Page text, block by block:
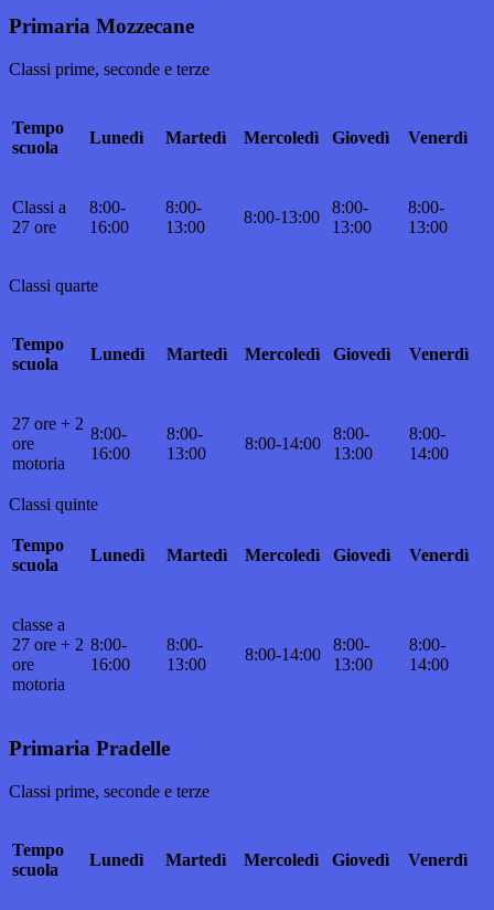
Primaria Mozzecane
Classi prime, seconde e terze
Tempo
scuola
Lunedì Martedì Mercoledì Giovedì Venerdì
Classi a
27 ore
8:00-
16:00
8:00-
13:00
8:00-13:00
8:00-
13:00
8:00-
13:00
Classi quarte
Tempo
scuola
Lunedì Martedì Mercoledì Giovedì Venerdì
27 ore + 2
ore
motoria
8:00-
16:00
8:00-
13:00
8:00-14:00
8:00-
13:00
8:00-
14:00
Classi quinte
Tempo
scuola
Lunedì Martedì Mercoledì Giovedì Venerdì
classe a
27 ore + 2
ore
motoria
8:00-
16:00
8:00-
13:00
8:00-14:00
8:00-
13:00
8:00-
14:00
Primaria Pradelle
Classi prime, seconde e terze
Tempo
scuola
Lunedì Martedì Mercoledì Giovedì Venerdì